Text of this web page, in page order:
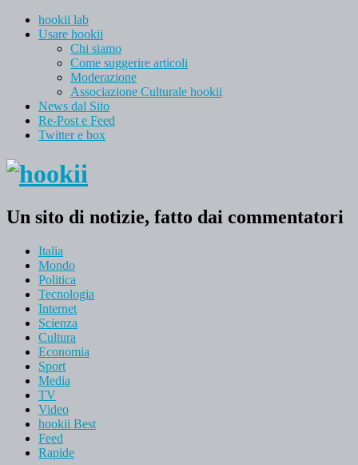
hookii lab
Usare hookii
Chi siamo
Come suggerire articoli
Moderazione
Associazione Culturale hookii
News dal Sito
Re-Post e Feed
Twitter e box
Un sito di notizie, fatto dai commentatori
Italia
Mondo
Politica
Tecnologia
Internet
Scienza
Cultura
Economia
Sport
Media
TV
Video
hookii Best
Feed
Rapide